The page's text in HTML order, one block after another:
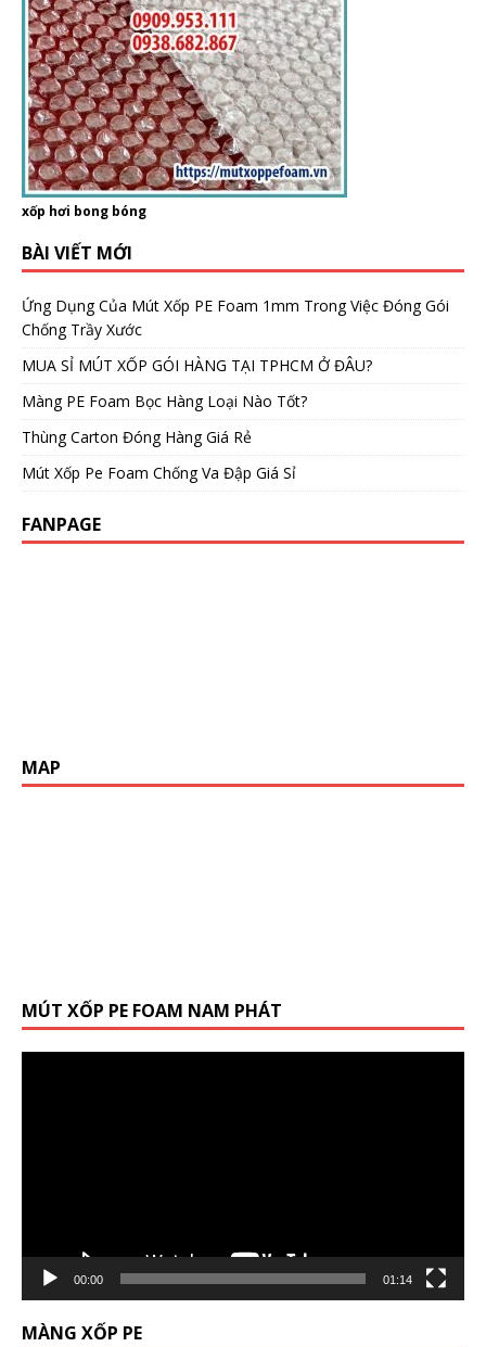
xốp hơi bong bóng
BÀI VIẾT MỚI
Ứng Dụng Của Mút Xốp PE Foam 1mm Trong Việc Đóng Gói
Chống Trầy Xước
MUA SỈ MÚT XỐP GÓI HÀNG TẠI TPHCM Ở ĐÂU?
Màng PE Foam Bọc Hàng Loại Nào Tốt?
Thùng Carton Đóng Hàng Giá Rẻ
Mút Xốp Pe Foam Chống Va Đập Giá Sỉ
FANPAGE
MAP
MÚT XỐP PE FOAM NAM PHÁT
00:00 01:14
MÀNG XỐP PE